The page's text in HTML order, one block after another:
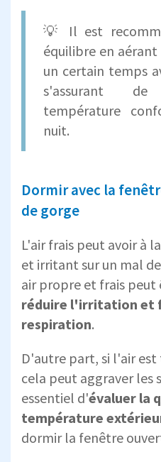
💡 Il est
équilibre en
un certain temps
s'assurant
température
nuit.
Dormir avec la
de gorge
L'air frais peut avoir à
et irritant sur un mal
air propre et frais
réduire l'irritation et
respiration.
D'autre part, si l'air
cela peut aggraver les
essentiel d'évaluer la
température
dormir la fenêtre